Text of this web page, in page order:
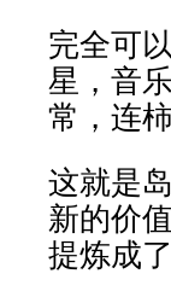
完全可
星，音
常，连
这就是
新的价
提炼成